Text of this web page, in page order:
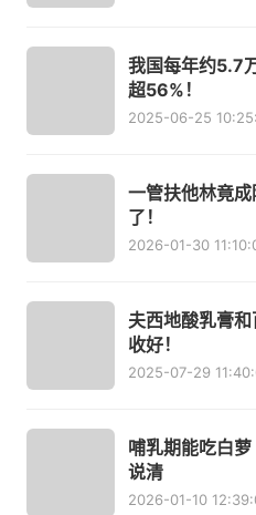
我国每年约5.7
超56%！
2025-06-25
一管扶他林竟
了！
2026-01-30
夫西地酸乳膏
收好！
2025-07-29
哺乳期能吃白
说清
2026-01-10